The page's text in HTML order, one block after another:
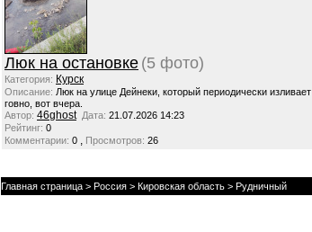
Люк на остановке (5 фото)
Категория: Курск
Описание: Люк на улице Дейнеки, который периодически изливает
говно, вот вчера.
Автор: 46ghost Дата: 21.07.2026 14:23
Рейтинг: 0
Комментарии: 0 , Просмотров: 26
Главная страница > Россия > Кировская область > Рудничный